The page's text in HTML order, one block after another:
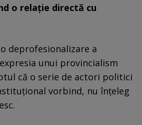
o relație directă cu
deprofesionalizare a
unui provincialism
că o serie de actori politici
vorbind, nu înțeleg